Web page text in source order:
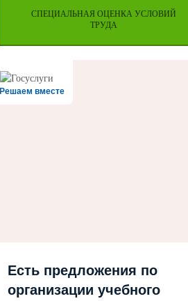
СПЕЦИАЛЬНАЯ ОЦЕНКА УСЛОВИЙ
ТРУДА
Решаем вместе
Есть предложения по
организации учебного